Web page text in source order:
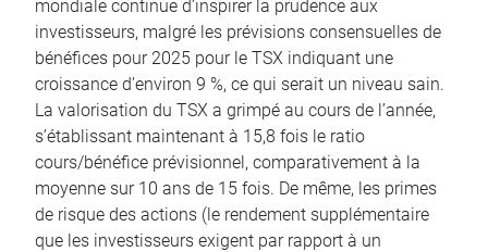
mondiale continue d’inspirer la prudence aux
investisseurs, malgré les prévisions consensuelles de
bénéfices pour 2025 pour le TSX indiquant une
croissance d’environ 9 %, ce qui serait un niveau sain.
La valorisation du TSX a grimpé au cours de l’année,
s’établissant maintenant à 15,8 fois le ratio
cours/bénéfice prévisionnel, comparativement à la
moyenne sur 10 ans de 15 fois. De même, les primes
de risque des actions (le rendement supplémentaire
que les investisseurs exigent par rapport à un